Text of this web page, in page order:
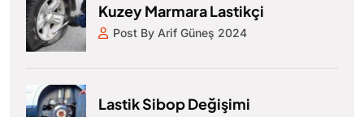
Kuzey Marmara Lastikçi
Post By Arif Güneş 2024
Lastik Sibop Değişimi